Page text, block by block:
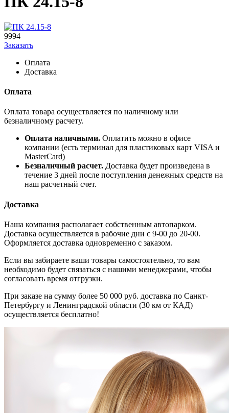
9994
Заказать
Оплата
Доставка
Оплата
Оплата товара осуществляется по наличному или
безналичному расчету.
Оплата наличными. Оплатить можно в офисе
компании (есть терминал для пластиковых карт VISA и
MasterCard)
Безналичный расчет. Доставка будет произведена в
течение 3 дней после поступления денежных средств на
наш расчетный счет.
Доставка
Наша компания располагает собственным автопарком.
Доставка осуществляется в рабочие дни с 9-00 до 20-00.
Оформляется доставка одновременно с заказом.
Если вы забираете ваши товары самостоятельно, то вам
необходимо будет связаться с нашими менеджерами, чтобы
согласовать время отгрузки.
При заказе на сумму более 50 000 руб. доставка по Санкт-
Петербургу и Ленинградской области (30 км от КАД)
осуществляется бесплатно!